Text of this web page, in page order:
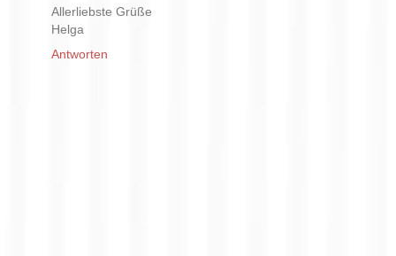
Allerliebste Grüße
Helga
Antworten